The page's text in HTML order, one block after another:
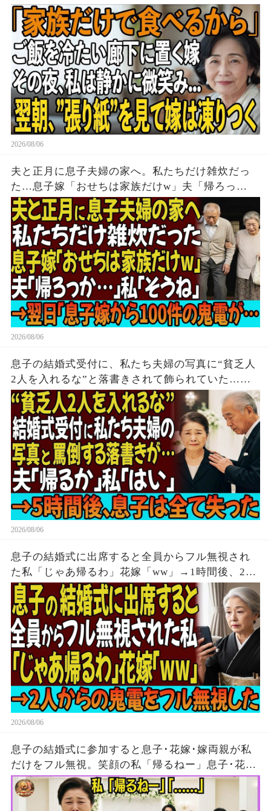
って姿を消した→翌朝、玄関の張り紙に息子嫁は
顔面蒼白に
2026/08/06
夫と正月に息子夫婦の家へ。私たちだけ雑炊だっ
た…息子嫁「おせちは家族だけw」夫「帰ろっ
か…」私「そうね」→翌日、息子嫁から100件の鬼
電が…
2026/08/06
息子の結婚式受付に、私たち夫婦の写真に“貧乏人
2人を入れるな”と落書きされて飾られていた…夫
「帰るか」私「はい」→無言で立ち去った5時間
後、息子は全てを失う結末を迎えた
2026/08/06
息子の結婚式に出席すると全員からフル無視され
た私「じゃあ帰るわ」花嫁「ww」→1時間後、2人
からの鬼電をフル無視した
2026/08/06
息子の結婚式に参加すると息子･花嫁･嫁両親が私
だけをフル無視。笑顔の私「帰るねー」息子･花
嫁･嫁両親「…」→5分後、大量の着信がきたが無
視して消えた結果